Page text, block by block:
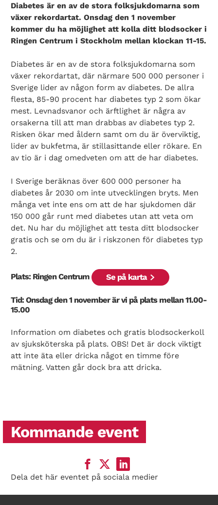
Search Diabetes Wellness Sverige
Diabetes är en av de stora folksjukdomarna som
växer rekordartat. Onsdag den 1 november
kommer du ha möjlighet att kolla ditt blodsocker i
Ringen Centrum i Stockholm mellan klockan 11-15.
Diabetes är en av de stora folksjukdomarna som
växer rekordartat, där närmare 500 000 personer i
Sverige lider av någon form av diabetes. De allra
flesta, 85-90 procent har diabetes typ 2 som ökar
mest. Levnadsvanor och ärftlighet är några av
orsakerna till att man drabbas av diabetes typ 2.
Risken ökar med åldern samt om du är överviktig,
lider av bukfetma, är stillasittande eller rökare. En
av tio är i dag omedveten om att de har diabetes.
I Sverige beräknas över 600 000 personer ha
diabetes år 2030 om inte utvecklingen bryts. Men
många vet inte ens om att de har sjukdomen där
150 000 går runt med diabetes utan att veta om
det. Nu har du möjlighet att testa ditt blodsocker
gratis och se om du är i riskzonen för diabetes typ
2.
Plats: Ringen Centrum Se på karta
Tid: Onsdag den 1 november är vi på plats mellan 11.00-
15.00
Information om diabetes och gratis blodsockerkoll
av sjuksköterska på plats. OBS! Det är dock viktigt
att inte äta eller dricka något en timme före
mätning. Vatten går dock bra att dricka.
Kommande event
Dela det här eventet på sociala medier